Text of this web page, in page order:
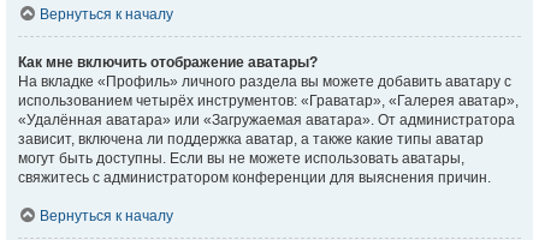
Вернуться к началу
Как мне включить отображение аватары?
На вкладке «Профиль» личного раздела вы можете добавить аватару с
использованием четырёх инструментов: «Граватар», «Галерея аватар»,
«Удалённая аватара» или «Загружаемая аватара». От администратора
зависит, включена ли поддержка аватар, а также какие типы аватар
могут быть доступны. Если вы не можете использовать аватары,
свяжитесь с администратором конференции для выяснения причин.
Вернуться к началу